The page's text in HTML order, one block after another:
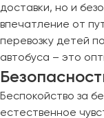
доставки, но и
впечатление от
перевозку детей
автобуса – это
Беспокойство за
естественное